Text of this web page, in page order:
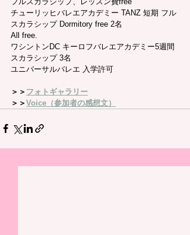
チューリッヒバレエアカデミー TANZ 短期 フル
スカラシップ Dormitory free 2名
All free.
ワシントンDC キーロフバレエアカデミー5週間
スカラシップ 3名
ユニバーサルバレエ 入学許可
＞＞ フォトギャラリー
＞＞ Voice（参加者の感想文）